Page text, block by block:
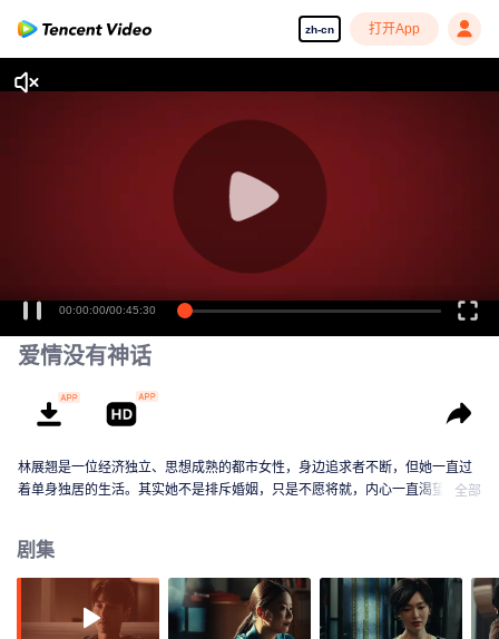
zh-cn 打开App
00:00:00/00:45:30
爱情没有神话
林展翘是一位经济独立、思想成熟的都市女性，身边追求者不断，但她一直过
着单身独居的生活。其实她不是排斥婚姻，只是不愿将就，内心一直渴望着一
爱人。在克服现实的阻碍后，两人准备踏入婚姻殿堂。林展翘的女性朋友们也
在各自做出生活的抉择后，找到了完美的人生归宿。最终她们重新领悟了爱情
与婚姻的真谛，过上了普通而幸福、平凡而不平庸的生活。
全部
剧集